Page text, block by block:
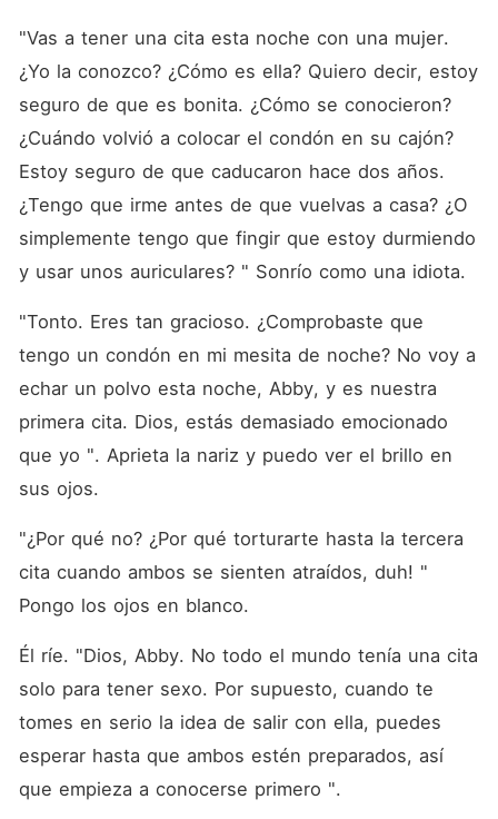
"Vas a tener una cita esta noche con una mujer.
¿Yo la conozco? ¿Cómo es ella? Quiero decir, estoy
seguro de que es bonita. ¿Cómo se conocieron?
¿Cuándo volvió a colocar el condón en su cajón?
Estoy seguro de que caducaron hace dos años.
¿Tengo que irme antes de que vuelvas a casa? ¿O
simplemente tengo que fingir que estoy durmiendo
y usar unos auriculares? " Sonrío como una idiota.
"Tonto. Eres tan gracioso. ¿Comprobaste que
tengo un condón en mi mesita de noche? No voy a
echar un polvo esta noche, Abby, y es nuestra
primera cita. Dios, estás demasiado emocionado
que yo ". Aprieta la nariz y puedo ver el brillo en
sus ojos.
"¿Por qué no? ¿Por qué torturarte hasta la tercera
cita cuando ambos se sienten atraídos, duh! "
Pongo los ojos en blanco.
Él ríe. "Dios, Abby. No todo el mundo tenía una cita
solo para tener sexo. Por supuesto, cuando te
tomes en serio la idea de salir con ella, puedes
esperar hasta que ambos estén preparados, así
que empieza a conocerse primero ".